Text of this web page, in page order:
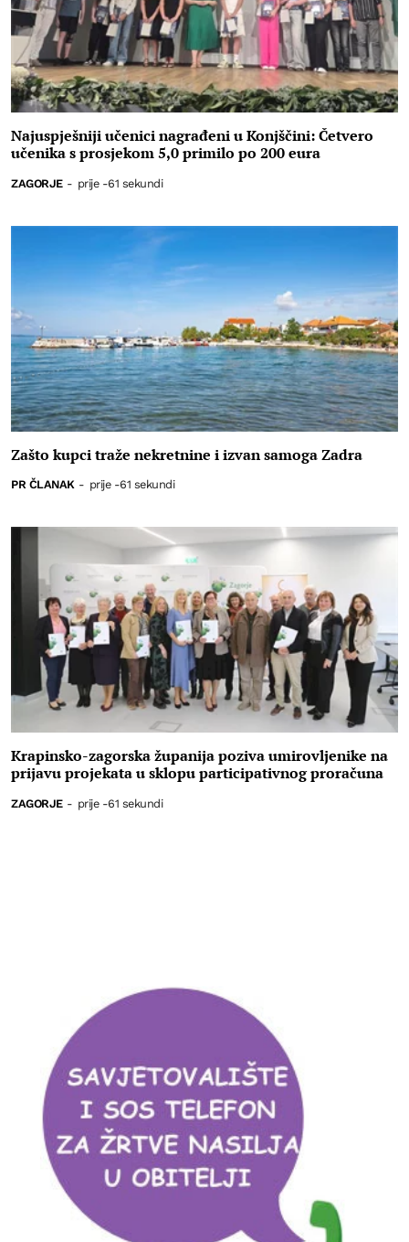
Najuspješniji učenici nagrađeni u Konjščini: Četvero
učenika s prosjekom 5,0 primilo po 200 eura
ZAGORJE - prije -61 sekundi
Zašto kupci traže nekretnine i izvan samoga Zadra
PR ČLANAK - prije -61 sekundi
Krapinsko-zagorska županija poziva umirovljenike na
prijavu projekata u sklopu participativnog proračuna
ZAGORJE - prije -61 sekundi